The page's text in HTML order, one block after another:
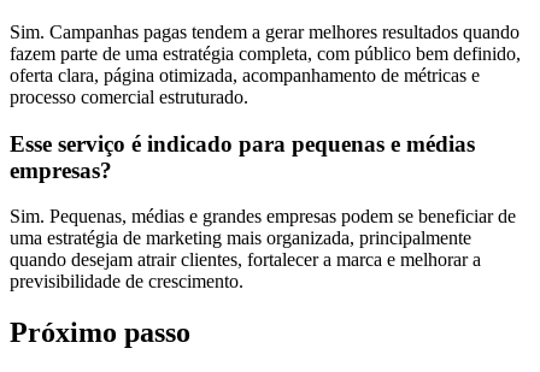
Sim. Campanhas pagas tendem a gerar melhores resultados quando
fazem parte de uma estratégia completa, com público bem definido,
oferta clara, página otimizada, acompanhamento de métricas e
processo comercial estruturado.
Esse serviço é indicado para pequenas e médias
empresas?
Sim. Pequenas, médias e grandes empresas podem se beneficiar de
uma estratégia de marketing mais organizada, principalmente
quando desejam atrair clientes, fortalecer a marca e melhorar a
previsibilidade de crescimento.
Próximo passo